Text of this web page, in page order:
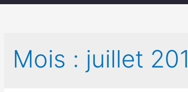
Mois : juillet